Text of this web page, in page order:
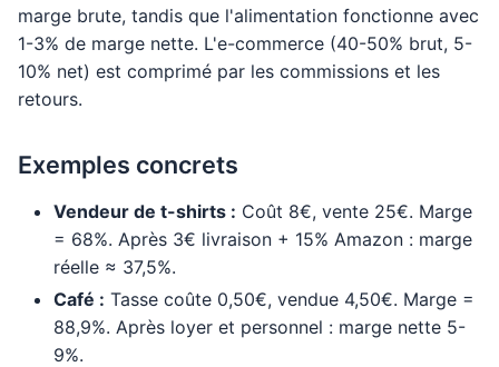
marge brute, tandis que l'alimentation fonctionne avec
1-3% de marge nette. L'e-commerce (40-50% brut, 5-
10% net) est comprimé par les commissions et les
retours.
Exemples concrets
Vendeur de t-shirts : Coût 8€, vente 25€. Marge
= 68%. Après 3€ livraison + 15% Amazon : marge
réelle ≈ 37,5%.
Café : Tasse coûte 0,50€, vendue 4,50€. Marge =
88,9%. Après loyer et personnel : marge nette 5-
9%.